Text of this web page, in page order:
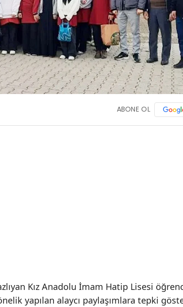
ABONE OL
Kız Anadolu İmam Hatip Lisesi
yapılan alaycı paylaşımlara tepki